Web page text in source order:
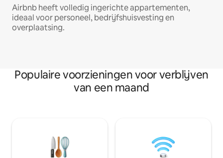
Airbnb heeft volledig ingerichte appartementen,
ideaal voor personeel, bedrijfshuisvesting en
overplaatsing.
Populaire voorzieningen voor verblijven
van een maand